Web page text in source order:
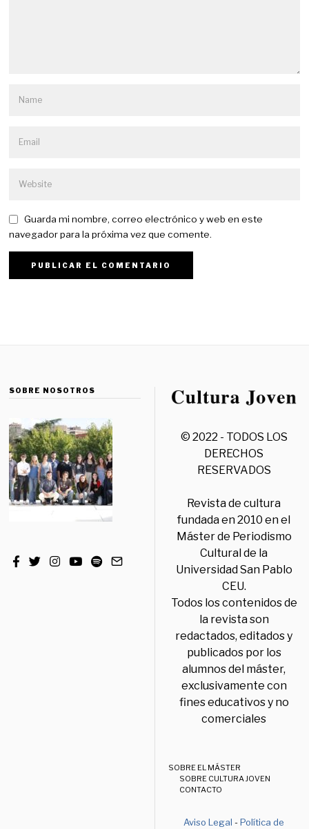
Guarda mi nombre, correo electrónico y web en este
navegador para la próxima vez que comente.
SOBRE NOSOTROS
© 2022 - TODOS LOS
DERECHOS
RESERVADOS
Revista de cultura
fundada en 2010 en el
Máster de Periodismo
Cultural de la
Universidad San Pablo
CEU.
Todos los contenidos de
la revista son
redactados, editados y
publicados por los
alumnos del máster,
exclusivamente con
fines educativos y no
comerciales
SOBRE EL MÁSTER
SOBRE CULTURA JOVEN
CONTACTO
Aviso Legal -Política de